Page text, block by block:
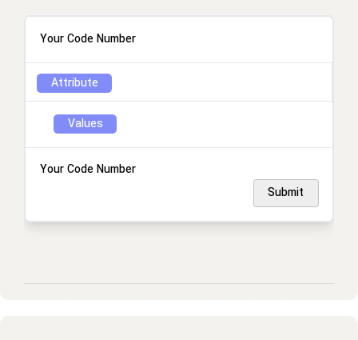
Your Code Number
Attribute
Values
Your Code Number
Submit